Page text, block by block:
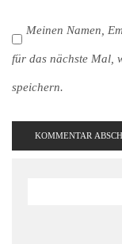
Meinen Namen,
für das nächste Mal,
speichern.